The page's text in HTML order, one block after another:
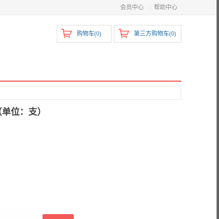
会员中心 帮助中心
第三方购物车(0)
购物车(0)
位：支）